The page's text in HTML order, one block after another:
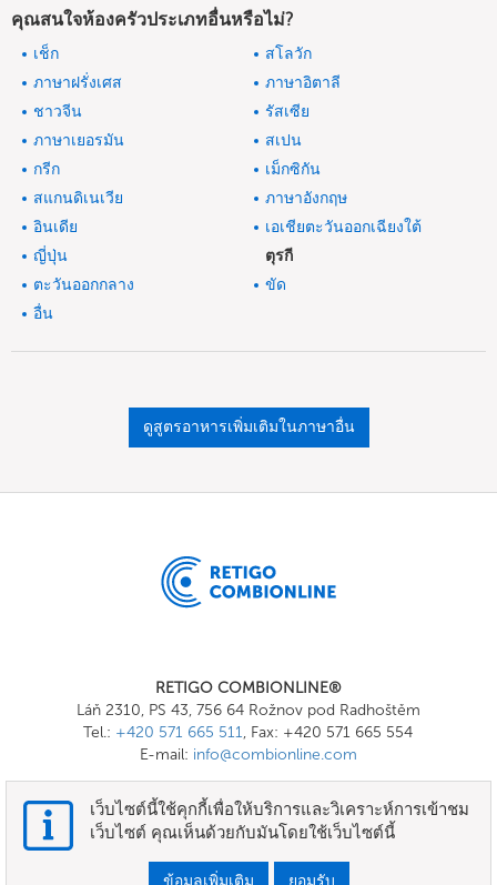
คุณสนใจห้องครัวประเภทอื่นหรือไม่?
เช็ก
สโลวัก
ภาษาฝรั่งเศส
ภาษาอิตาลี
ชาวจีน
รัสเซีย
ภาษาเยอรมัน
สเปน
กรีก
เม็กซิกัน
สแกนดิเนเวีย
ภาษาอังกฤษ
อินเดีย
เอเชียตะวันออกเฉียงใต้
ญี่ปุ่น
ตุรกี
ตะวันออกกลาง
ขัด
อื่น
ดูสูตรอาหารเพิ่มเติมในภาษาอื่น
RETIGO COMBIONLINE®
Láň 2310, PS 43, 756 64 Rožnov pod Radhoštěm
Tel.: +420 571 665 511, Fax: +420 571 665 554
E-mail: info@combionline.com
OnlineMenu
ข้อกำหนดและเงื่อนไข
เว็บไซต์นี้ใช้คุกกี้เพื่อให้บริการและวิเคราะห์การเข้าชม
เว็บไซต์ คุณเห็นด้วยกับมันโดยใช้เว็บไซต์นี้
ข้อมูลเพิ่มเติม ยอมรับ